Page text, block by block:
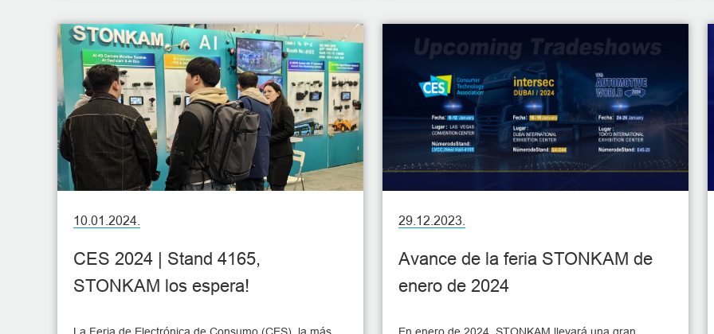
10.01.2024.
CES 2024 | Stand 4165,
STONKAM los espera!
29.12.2023.
Avance de la feria STONKAM de
enero de 2024